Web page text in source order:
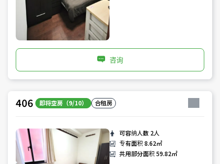
咨询
406 即将空房（9/10） 合租房
可容纳人数 2人
专有面积8.62㎡
共用部分面积59.82㎡